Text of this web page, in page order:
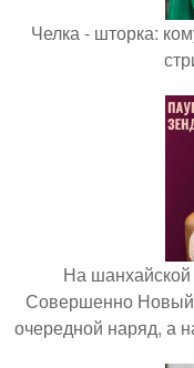
Челка - шторка:
На
Совершенно Новый
очередной наряд, а